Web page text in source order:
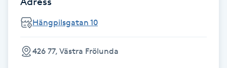
Fotvård
Hängpilsgatan 10
426 77, Västra Frölunda